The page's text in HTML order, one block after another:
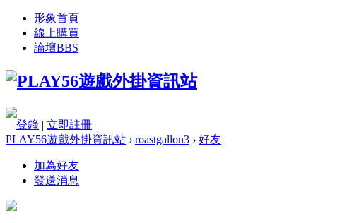
形象首頁
線上購買
論壇BBS
登錄 | 立即註冊
PLAY56遊戲外掛資訊站 › roastgallon3 › 好友
加為好友
發送消息